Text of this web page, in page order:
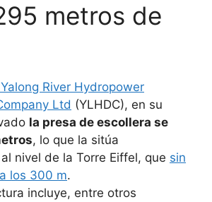
metros de
River Hydropower
Ltd (YLHDC), en su
la presa de escollera se
, lo que la sitúa
nivel de la Torre Eiffel, que sin
los 300 m.
incluye, entre otros